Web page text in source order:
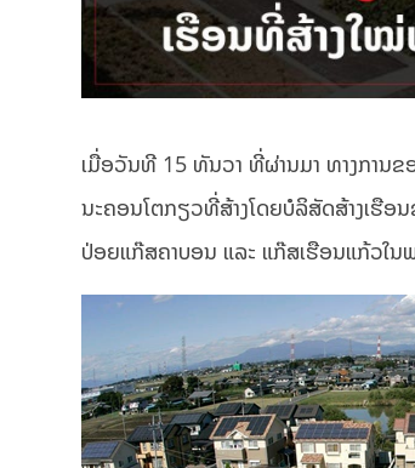
ເມື່ອວັນທີ 15 ທັນວາ ທີ່ຜ່ານມາ ທາງການຂ
ນະຄອນໂຕກຽວທີ່ສ້າງໂດຍບໍລິສັດສ້າງເຮືອ
ປ່ອຍແກ໊ສຄາບອນ ແລະ ແກ໊ສເຮືອນແກ້ວໃນ